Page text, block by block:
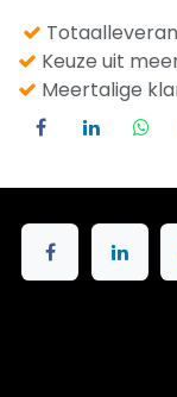
Keuze uit
Meertalige